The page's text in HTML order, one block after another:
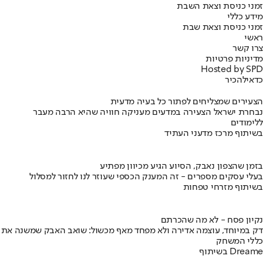
זמני כניסת וצאת השבת
מידע כללי
זמני כניסת וצאת שבת
ראשי
צרו קשר
מדיניות פרטיות
Hosted by SPD
כדאילהכיר
הצעירים שמצליחים לפתור כל בעיה מדעית
נבחרת ישראל הצעירה במדעים מעניקה חוויה שהיא הרבה מעבר
ללימודים
בשיתוף מרכז מדעני העתיד
בזמן שהצפון נאבק, הסיוע הגיע מכיוון מפתיע
בעלי עסקים מספרים - זה המענק הכספי שעוזר לנו לחזור למסלול
בשיתוף מזרחי טפחות
נקיון פסח - לא מה שהכרתם
דק במיוחד, עוצמה אדירה ולא מפחד מאף מכשול: שואב האבק שמשנה את
כללי המשחק
בשיתוף Dreame